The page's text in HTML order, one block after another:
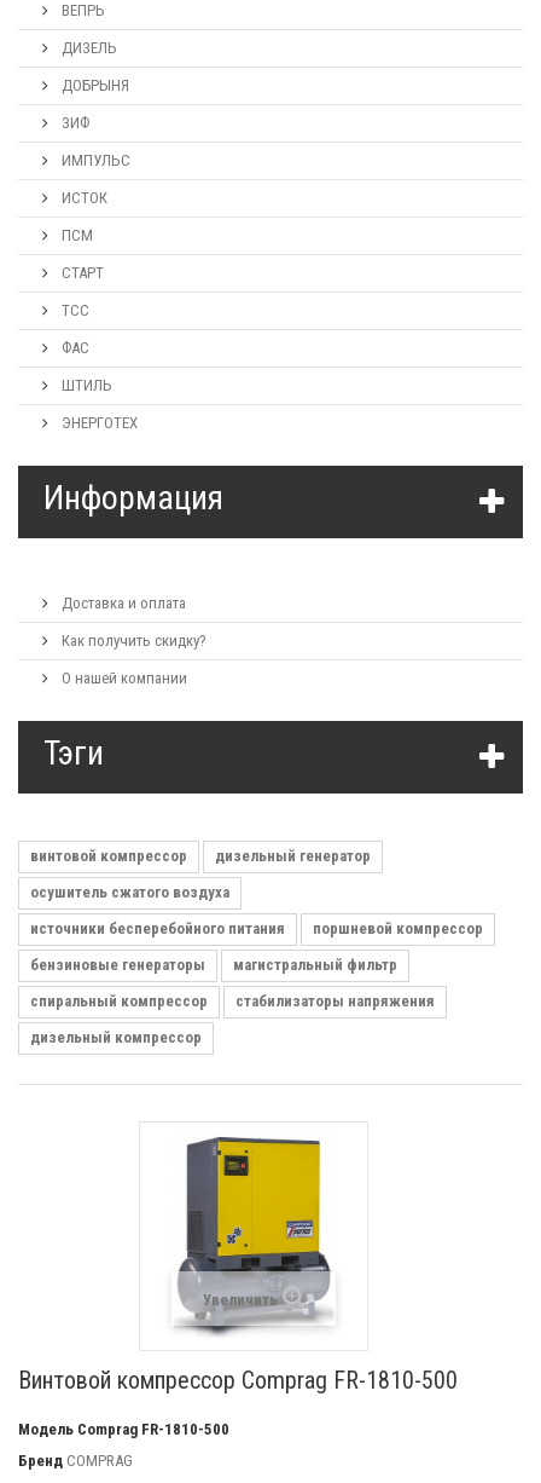
ВЕПРЬ
ДИЗЕЛЬ
ДОБРЫНЯ
ЗИФ
ИМПУЛЬС
ИСТОК
ПСМ
СТАРТ
ТСС
ФАС
ШТИЛЬ
ЭНЕРГОТЕХ
Информация
Доставка и оплата
Как получить скидку?
О нашей компании
Тэги
винтовой компрессор
дизельный генератор
осушитель сжатого воздуха
источники бесперебойного питания
поршневой компрессор
бензиновые генераторы
магистральный фильтр
спиральный компрессор
стабилизаторы напряжения
дизельный компрессор
Увеличить
Винтовой компрессор Comprag FR-1810-500
Модель Comprag FR-1810-500
Бренд COMPRAG